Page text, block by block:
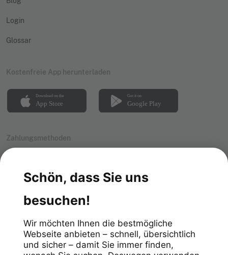
Login
Glossar
Kostenfreie App herunterladen
Zahlungsmethoden
Impressum